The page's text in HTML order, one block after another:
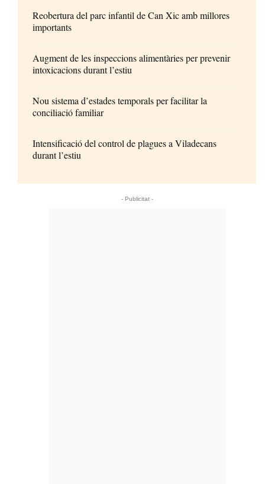
Reobertura del parc infantil de Can Xic amb millores
importants
Augment de les inspeccions alimentàries per prevenir
intoxicacions durant l’estiu
Nou sistema d’estades temporals per facilitar la
conciliació familiar
Intensificació del control de plagues a Viladecans
durant l’estiu
- Publicitat -